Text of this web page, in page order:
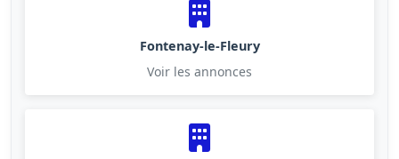
Fontenay-le-Fleury
Voir les annonces